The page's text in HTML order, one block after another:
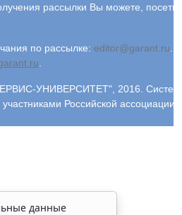
рассылки Вы можете,
по рассылке: editor@garant.ru
УНИВЕРСИТЕТ", 2016. Система
Российской
данные